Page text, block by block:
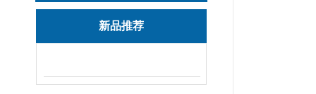
新品推荐